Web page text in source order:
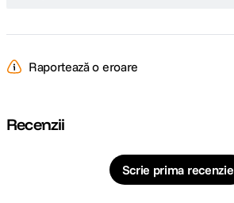
Raportează o eroare
Recenzii
Scrie prima recenzie